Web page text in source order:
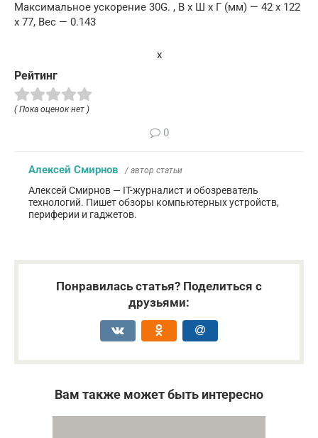
Максимальное ускорение 30G. , В x Ш x Г (мм) — 42 x 122
x 77, Вес — 0.143
x
Рейтинг
( Пока оценок нет )
0
Алексей Смирнов / автор статьи
Алексей Смирнов — IT-журналист и обозреватель
технологий. Пишет обзоры компьютерных устройств,
периферии и гаджетов.
Понравилась статья? Поделиться с
друзьями:
Вам также может быть интересно